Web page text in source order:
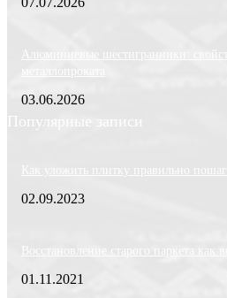
Алюминиевые шестигранники:
металлопроката
03.06.2026
Популярные записи
Как уложить плитку правильно
02.09.2023
Восстановление старого паркета как
01.11.2021